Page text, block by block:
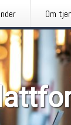
Om